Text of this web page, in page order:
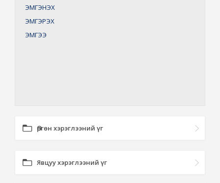
ЭМГЭНЭХ
ЭМГЭРЭХ
ЭМГЭЭ
Өргөн хэрэглээний үг
Явцуу хэрэглээний үг